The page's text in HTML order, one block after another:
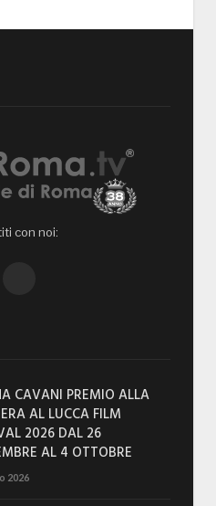
con noi:
CAVANI PREMIO ALLA
AL LUCCA FILM
2026 DAL 26
AL 4 OTTOBRE
2026